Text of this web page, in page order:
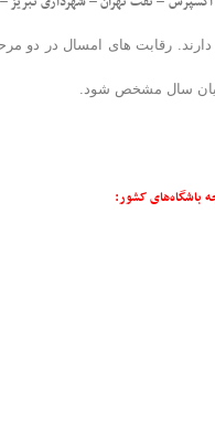
رقابت های امسال در دو
سال مشخص شود.
کشور: